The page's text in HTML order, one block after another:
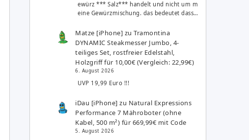
ewürz *** Salz*** handelt und nicht um m
eine Gewürzmischung. das bedeutet dass…
Matze [iPhone] zuTramontina
DYNAMIC Steakmesser Jumbo, 4-
teiliges Set, rostfreier Edelstahl,
Holzgriff für 10,00€ (Vergleich: 22,99€)
6. August 2026
UVP 19,99 Euro !!!
iDau [iPhone] zu Natural Expressions
Performance 7 Mähroboter (ohne
Kabel, 500 m²) für 669,99€ mit Code
5. August 2026